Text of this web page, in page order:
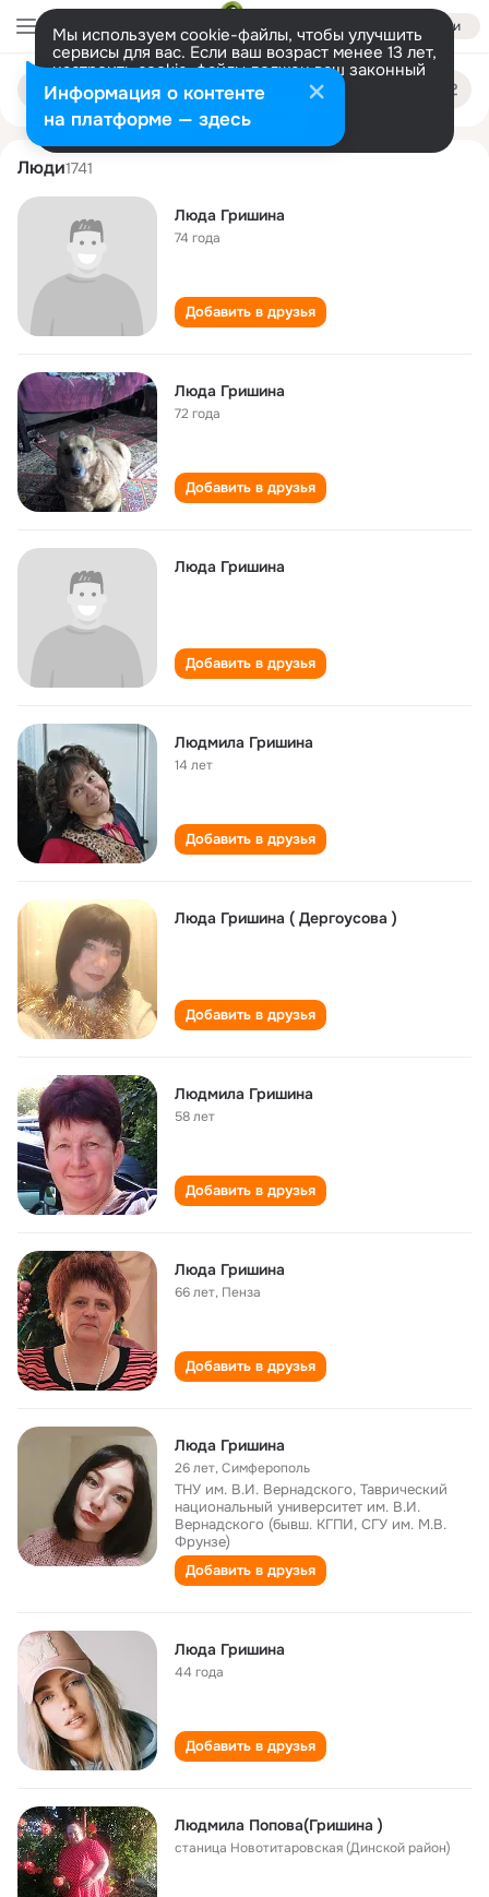
Войти
Мы используем cookie-файлы, чтобы улучшить
сервисы для вас. Если ваш возраст менее 13 лет,
настроить cookie-файлы должен ваш законный
представитель. Больше информации
Разрешить все Настроить
Поиск
людям
lyuda grishina
Люди1741
Люда Гришина
74 года
Добавить в друзья
Люда Гришина
72 года
Добавить в друзья
Люда Гришина
Добавить в друзья
Людмила Гришина
14 лет
Добавить в друзья
Люда Гришина ( Дергоусова )
Добавить в друзья
Людмила Гришина
58 лет
Добавить в друзья
Люда Гришина
66 лет, Пенза
Добавить в друзья
Люда Гришина
26 лет,Симферополь
ТНУ им. В.И. Вернадского, Таврический
национальный университет им. В.И.
Вернадского (бывш. КГПИ, СГУ им. М.В.
Фрунзе)
Добавить в друзья
Люда Гришина
44 года
Добавить в друзья
Людмила Попова(Гришина )
станица Новотитаровская (Динской район)
Информация о контенте
на платформе — здесь